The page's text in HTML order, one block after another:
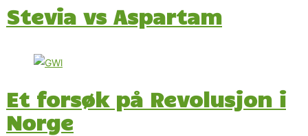
Stevia vs Aspartam
Et forsøk på Revolusjon i
Norge